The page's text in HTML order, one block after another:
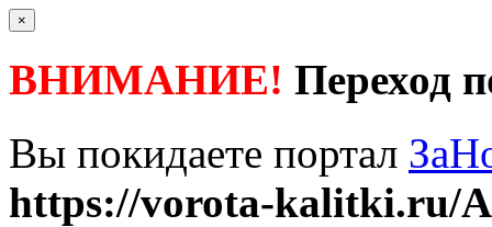
×
ВНИМАНИЕ! Переход
Вы покидаете портал
https://vorota-kalitki.ru/